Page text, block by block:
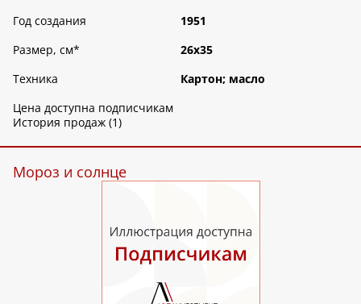
Год создания
1951
Размер, см*
26х35
Техника
Картон; масло
Цена доступна подписчикам
История продаж (1)
Мороз и солнце